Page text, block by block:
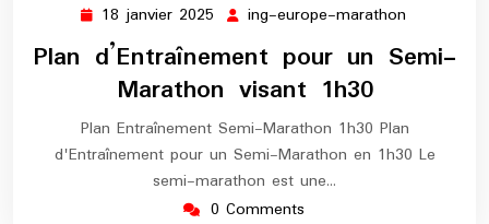
18 janvier 2025 18
2025
ing-europe-marathon
europe-
marathon
Plan d’Entraînement pour un Semi-
Marathon visant 1h30
Plan Entraînement Semi-Marathon 1h30 Plan
d'Entraînement pour un Semi-Marathon en 1h30 Le
semi-marathon est une…
0 Comments